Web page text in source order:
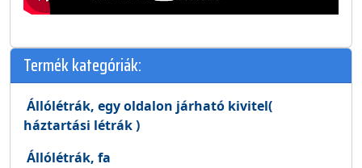
Termék kategóriák:
Állólétrák, egy oldalon járható kivitel(
háztartási létrák )
Állólétrák, fa